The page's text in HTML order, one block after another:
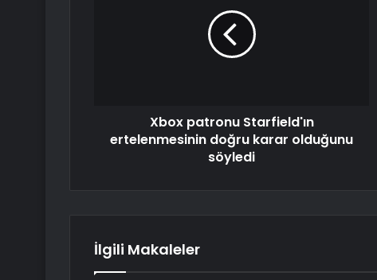
Xbox patronu Starfield'ın
ertelenmesinin doğru karar olduğunu
söyledi
İlgili Makaleler